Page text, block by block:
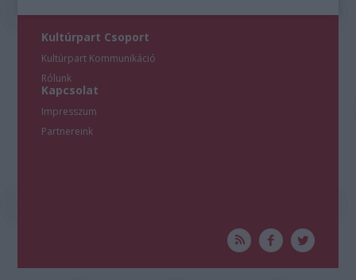
Kultúrpart Csoport
Kultúrpart Kommunikáció
Rólunk
Kapcsolat
Impresszum
Partnereink